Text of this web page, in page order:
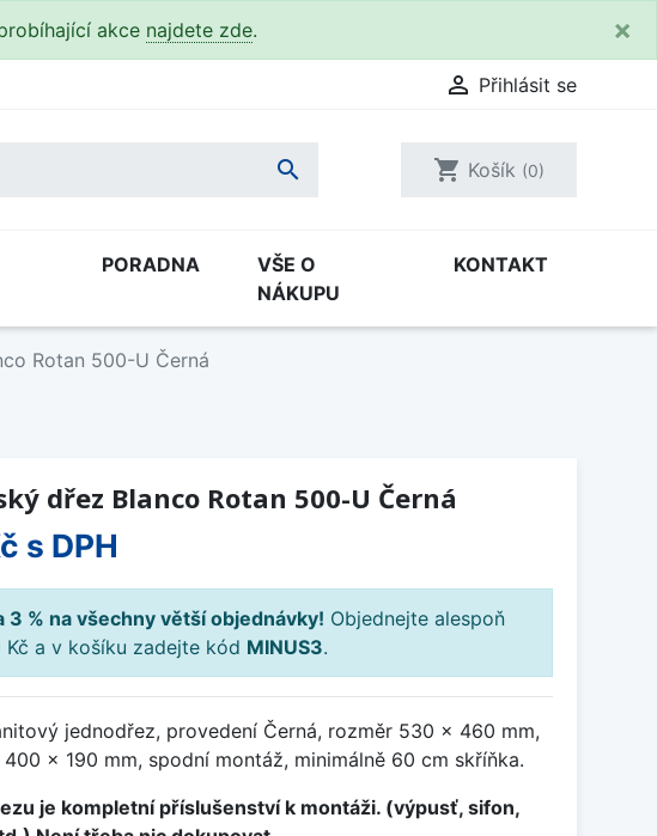
akce najdete zde. ×
 Přihlásit se
 shopping_cart Košík (0)
PORADNA
VŠE O
NÁKUPU
KONTAKT
Rotan 500-U Černá
dřez Blanco Rotan 500-U Černá
s DPH
3 % na všechny větší objednávky! Objednejte alespoň
Kč a v košíku zadejte kód MINUS3.
jednodřez, provedení Černá, rozměr 530 x 460 mm,
x 190 mm, spodní montáž, minimálně 60 cm skříňka.
je kompletní příslušenství k montáži. (výpusť, sifon,